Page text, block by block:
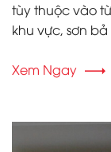
tùy thuộc vào
khu vực, sơn
Xem Ngay